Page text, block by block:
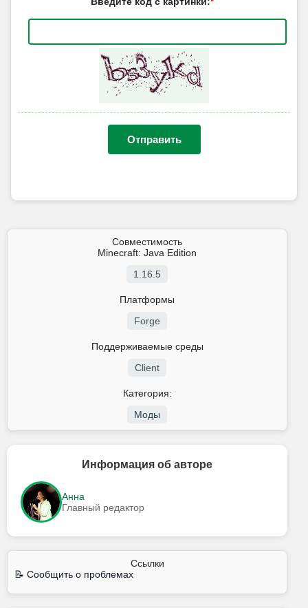
Отправить
Совместимость
Minecraft: Java Edition
1.16.5
Платформы
Forge
Поддерживаемые среды
Client
Категория:
Моды
Информация об авторе
Анна
Главный редактор
Ссылки
📝 Сообщить о проблемах